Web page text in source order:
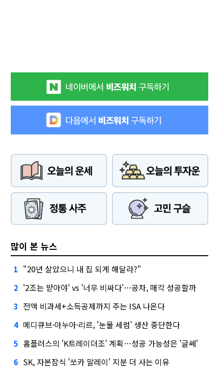
많이 본 뉴스
1 "20년 살았으니 내 집 되게 해달라?"
2 '2조는 받아야' vs '너무 비싸다'…공차, 매각 성공할까
3 전액 비과세+소득공제까지 주는 ISA 나온다
4 메디큐브·아누아·리르, '눈물 세럼' 생산 중단한다
5 홈플러스의 'K트레이더조' 계획…성공 가능성은 '글쎄'
6 SK, 자본잠식 '쏘카 말레이' 지분 더 사는 이유